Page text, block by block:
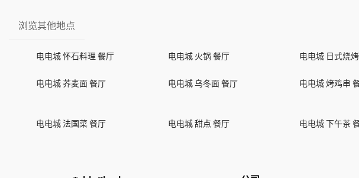
浏览其他地点
电电城 怀石料理 餐厅 电电城 火锅 餐厅 电电城 日式烧
电电城 荞麦面 餐厅 电电城 乌冬面 餐厅 电电城 烤鸡串
电电城 法国菜 餐厅 电电城 甜点 餐厅 电电城 下午茶